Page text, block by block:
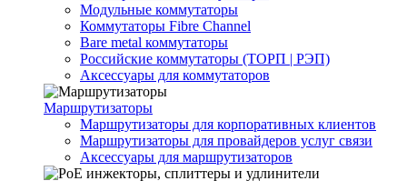
Модульные коммутаторы
Коммутаторы Fibre Channel
Bare metal коммутаторы
Российские коммутаторы (ТОРП | РЭП)
Аксессуары для коммутаторов
Маршрутизаторы
Маршрутизаторы для корпоративных клиентов
Маршрутизаторы для провайдеров услуг связи
Аксессуары для маршрутизаторов